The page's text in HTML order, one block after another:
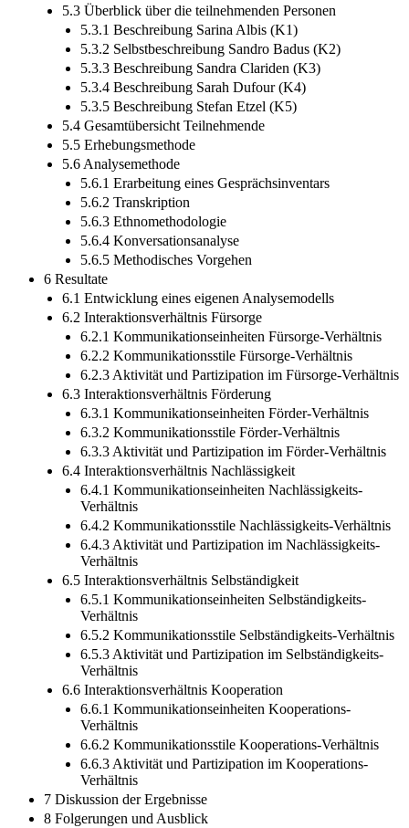
5.3 Überblick über die teilnehmenden Personen
5.3.1 Beschreibung Sarina Albis (K1)
5.3.2 Selbstbeschreibung Sandro Badus (K2)
5.3.3 Beschreibung Sandra Clariden (K3)
5.3.4 Beschreibung Sarah Dufour (K4)
5.3.5 Beschreibung Stefan Etzel (K5)
5.4 Gesamtübersicht Teilnehmende
5.5 Erhebungsmethode
5.6 Analysemethode
5.6.1 Erarbeitung eines Gesprächsinventars
5.6.2 Transkription
5.6.3 Ethnomethodologie
5.6.4 Konversationsanalyse
5.6.5 Methodisches Vorgehen
6 Resultate
6.1 Entwicklung eines eigenen Analysemodells
6.2 Interaktionsverhältnis Fürsorge
6.2.1 Kommunikationseinheiten Fürsorge-Verhältnis
6.2.2 Kommunikationsstile Fürsorge-Verhältnis
6.2.3 Aktivität und Partizipation im Fürsorge-Verhältnis
6.3 Interaktionsverhältnis Förderung
6.3.1 Kommunikationseinheiten Förder-Verhältnis
6.3.2 Kommunikationsstile Förder-Verhältnis
6.3.3 Aktivität und Partizipation im Förder-Verhältnis
6.4 Interaktionsverhältnis Nachlässigkeit
6.4.1 Kommunikationseinheiten Nachlässigkeits-
Verhältnis
6.4.2 Kommunikationsstile Nachlässigkeits-Verhältnis
6.4.3 Aktivität und Partizipation im Nachlässigkeits-
Verhältnis
6.5 Interaktionsverhältnis Selbständigkeit
6.5.1 Kommunikationseinheiten Selbständigkeits-
Verhältnis
6.5.2 Kommunikationsstile Selbständigkeits-Verhältnis
6.5.3 Aktivität und Partizipation im Selbständigkeits-
Verhältnis
6.6 Interaktionsverhältnis Kooperation
6.6.1 Kommunikationseinheiten Kooperations-
Verhältnis
6.6.2 Kommunikationsstile Kooperations-Verhältnis
6.6.3 Aktivität und Partizipation im Kooperations-
Verhältnis
7 Diskussion der Ergebnisse
8 Folgerungen und Ausblick